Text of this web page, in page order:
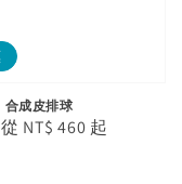
合成皮排球
Sale
從 NT$ 460 起